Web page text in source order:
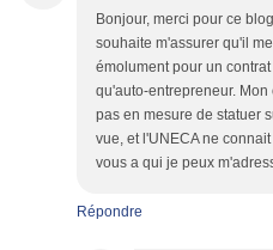
Bonjour, merci pour ce
souhaite m'assurer qu'il
émolument pour un
qu'auto-entrepreneur.
pas en mesure de statuer
vue, et l'UNECA ne
vous a qui je peux
Répondre